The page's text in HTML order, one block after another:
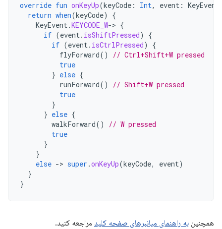
override fun onKeyUp(keyCode : Int, event : KeyEvent
return when(keyCode)
{
KeyEvent.KEYCODE_W-> {
if (event. isShiftPressed)
{
if (event. isCtrlPressed)
{
flyForward()
// Ctrl+Shift+W pressed
true
} else {
runForward()
// Shift+W pressed
true
}
} else {
walkForward()
// W pressed
true
}
}
else -> super .onKeyUp(keyCode, event)
}
}
همچنین به راهنمای میانبرهای صفحه کلید مراجعه کنید.